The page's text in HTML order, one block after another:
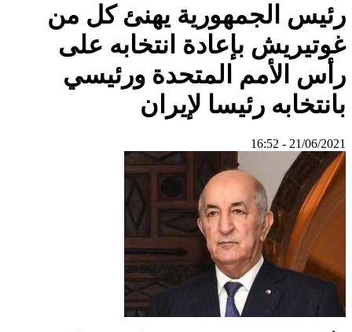
رئيس الجمهورية يهنئ كل من
غوتيريش بإعادة انتخابه على
رأس الأمم المتحدة ورئيسي
بانتخابه رئيسا لإيران
21/06/2021 - 16:52